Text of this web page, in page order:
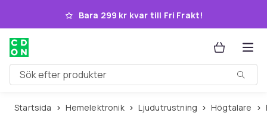
Hoppa till huvudinnehållet
Bara 299 kr kvar till Fri Frakt!
Sök efter produkter
Startsida Hemelektronik Ljudutrustning Högtalare